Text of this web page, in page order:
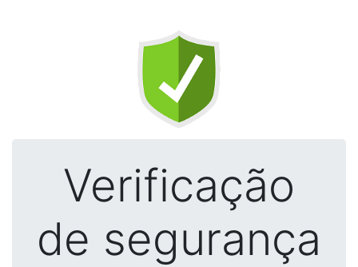
Verificação
de segurança